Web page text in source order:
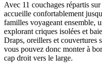
Avec 11 couchages répartis
accueille confortablement
familles voyageant ensemble,
explorant criques isolées et
Draps, oreillers et couvertures
vous pouvez donc monter à
cap droit vers le large.